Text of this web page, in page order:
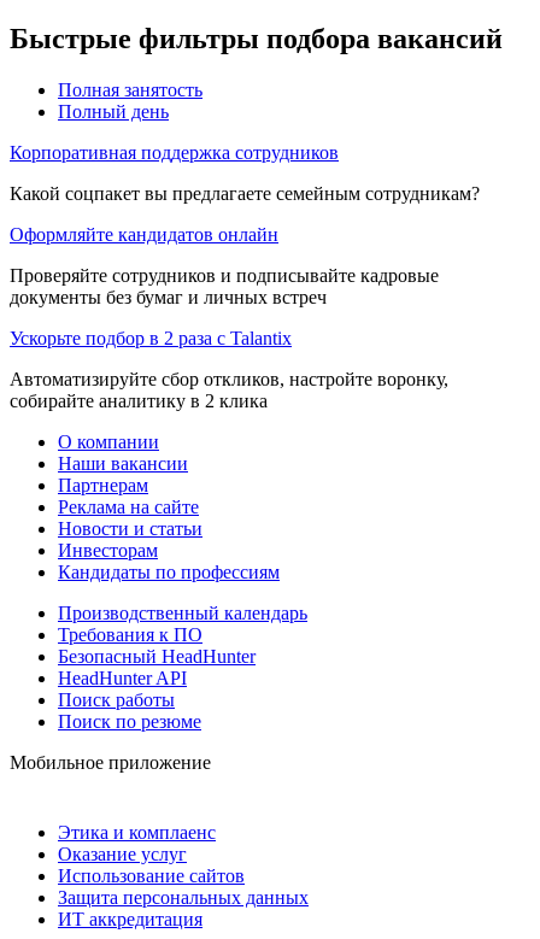
Быстрые фильтры подбора вакансий
Полная занятость
Полный день
Корпоративная поддержка сотрудников
Какой соцпакет вы предлагаете семейным сотрудникам?
Оформляйте кандидатов онлайн
Проверяйте сотрудников и подписывайте кадровые
документы без бумаг и личных встреч
Ускорьте подбор в 2 раза с Talantix
Автоматизируйте сбор откликов, настройте воронку,
собирайте аналитику в 2 клика
О компании
Наши вакансии
Партнерам
Реклама на сайте
Новости и статьи
Инвесторам
Кандидаты по профессиям
Производственный календарь
Требования к ПО
Безопасный HeadHunter
HeadHunter API
Поиск работы
Поиск по резюме
Мобильное приложение
Этика и комплаенс
Оказание услуг
Использование сайтов
Защита персональных данных
ИТ аккредитация